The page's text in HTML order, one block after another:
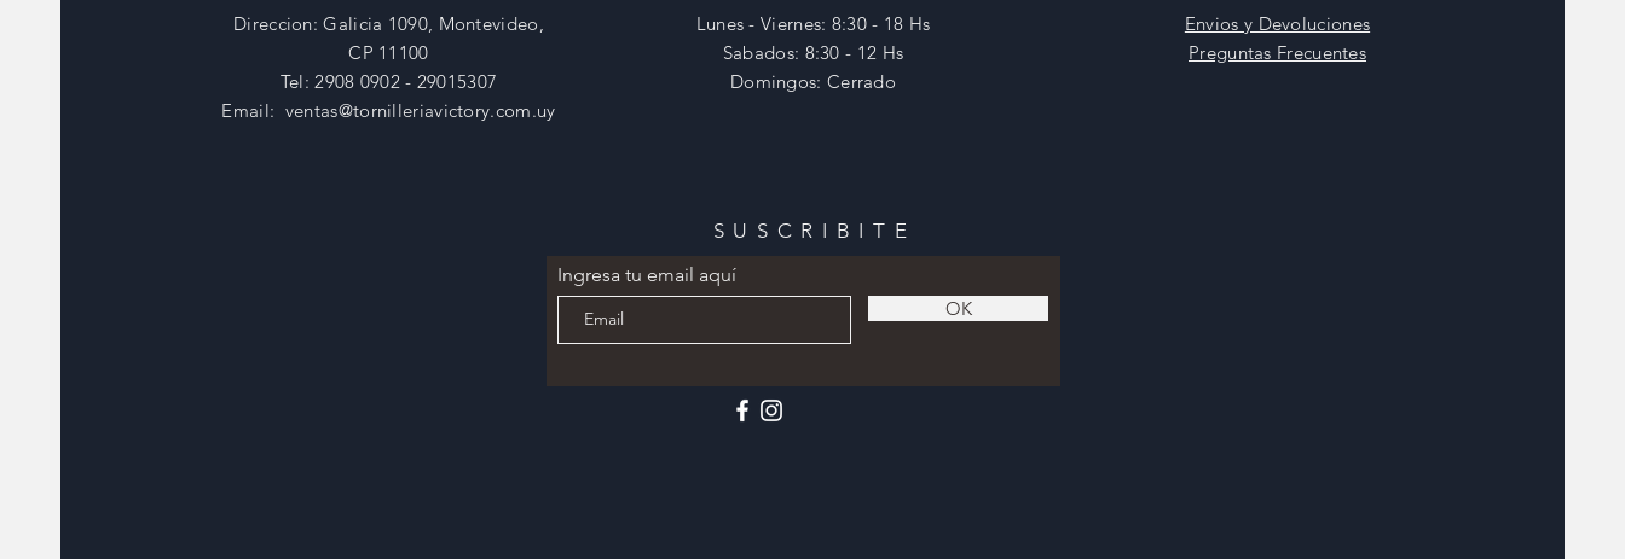
Direccion: Galicia 1090, Montevideo,
CP 11100
Tel: 2908 0902 - 29015307
Email: ventas@tornilleriavictory.com.uy
Lunes - Viernes: 8:30 - 18 Hs
​​Sabados: 8:30 - 12 Hs
​Domingos: Cerrado
Envios y Devoluciones
Preguntas Frecuentes
SUSCRIBITE
Ingresa tu email aquí
OK